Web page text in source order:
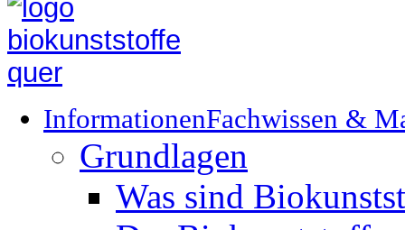
InformationenFachwissen &
Grundlagen
Was sind